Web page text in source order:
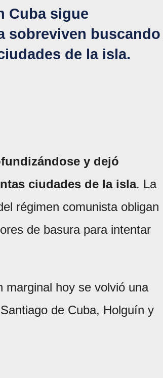
Cuba sigue
sobreviven buscando
de la isla.
y dejó
ciudades de la isla. La
régimen comunista obligan
de basura para intentar
marginal hoy se volvió una
de Cuba, Holguín y